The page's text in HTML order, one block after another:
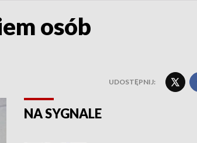
osób
UDOSTĘPNIJ:
NA SYGNALE